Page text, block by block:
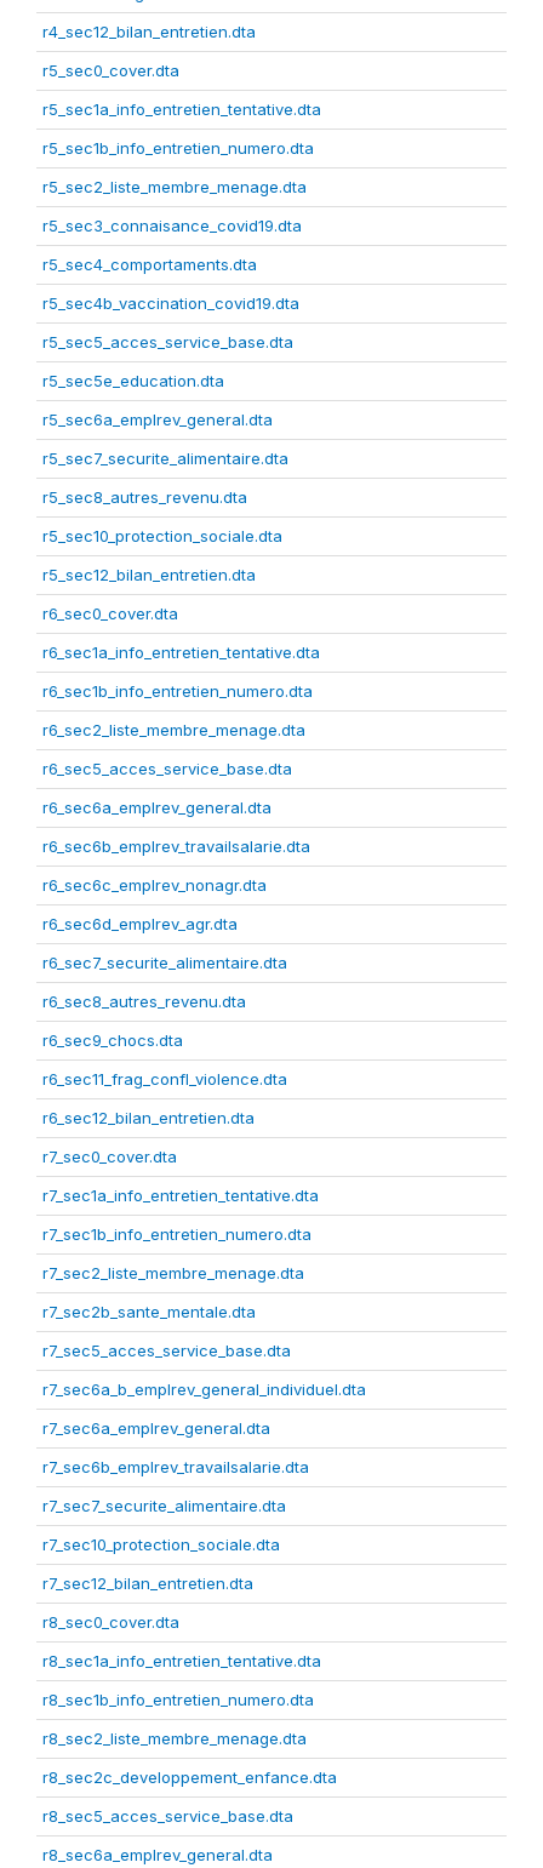
r4_sec12_bilan_entretien.dta
r5_sec0_cover.dta
r5_sec1a_info_entretien_tentative.dta
r5_sec1b_info_entretien_numero.dta
r5_sec2_liste_membre_menage.dta
r5_sec3_connaisance_covid19.dta
r5_sec4_comportaments.dta
r5_sec4b_vaccination_covid19.dta
r5_sec5_acces_service_base.dta
r5_sec5e_education.dta
r5_sec6a_emplrev_general.dta
r5_sec7_securite_alimentaire.dta
r5_sec8_autres_revenu.dta
r5_sec10_protection_sociale.dta
r5_sec12_bilan_entretien.dta
r6_sec0_cover.dta
r6_sec1a_info_entretien_tentative.dta
r6_sec1b_info_entretien_numero.dta
r6_sec2_liste_membre_menage.dta
r6_sec5_acces_service_base.dta
r6_sec6a_emplrev_general.dta
r6_sec6b_emplrev_travailsalarie.dta
r6_sec6c_emplrev_nonagr.dta
r6_sec6d_emplrev_agr.dta
r6_sec7_securite_alimentaire.dta
r6_sec8_autres_revenu.dta
r6_sec9_chocs.dta
r6_sec11_frag_confl_violence.dta
r6_sec12_bilan_entretien.dta
r7_sec0_cover.dta
r7_sec1a_info_entretien_tentative.dta
r7_sec1b_info_entretien_numero.dta
r7_sec2_liste_membre_menage.dta
r7_sec2b_sante_mentale.dta
r7_sec5_acces_service_base.dta
r7_sec6a_b_emplrev_general_individuel.dta
r7_sec6a_emplrev_general.dta
r7_sec6b_emplrev_travailsalarie.dta
r7_sec7_securite_alimentaire.dta
r7_sec10_protection_sociale.dta
r7_sec12_bilan_entretien.dta
r8_sec0_cover.dta
r8_sec1a_info_entretien_tentative.dta
r8_sec1b_info_entretien_numero.dta
r8_sec2_liste_membre_menage.dta
r8_sec2c_developpement_enfance.dta
r8_sec5_acces_service_base.dta
r8_sec6a_emplrev_general.dta